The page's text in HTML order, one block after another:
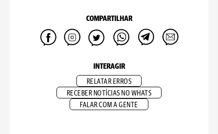
COMPARTILHAR
INTERAGIR
RELATAR ERROS
RECEBER NOTÍCIAS NO WHATS
FALAR COM A GENTE